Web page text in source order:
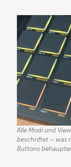
Alle Modi und
beschriftet – was
Buttons